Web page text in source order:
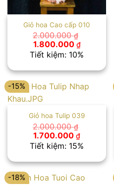
Giỏ hoa Cao cấp 010
2.000.000₫
Giá
gốc
là:
1.800.000 ₫Giá
hiện
tại
Tiết kiệm: 10%
-15%
Giỏ hoa Tulip 039
2.000.000₫
Giá
gốc
là:
1.700.000 ₫Giá
hiện
tại
Tiết kiệm: 15%
-18%